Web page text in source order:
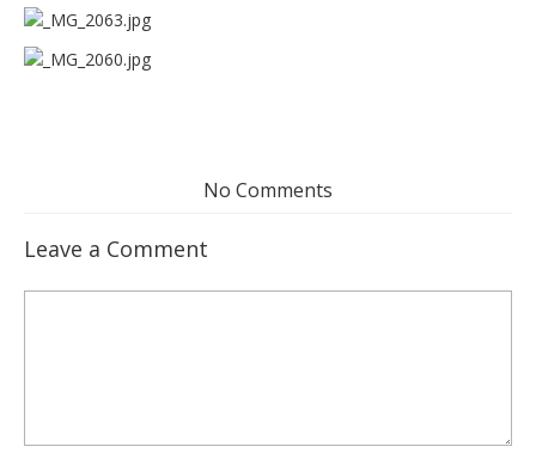
No Comments
Leave a Comment